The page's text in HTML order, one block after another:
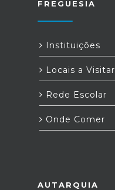
FREGUESIA
Instituições
Locais a Visitar
Rede Escolar
Onde Comer
AUTARQUIA